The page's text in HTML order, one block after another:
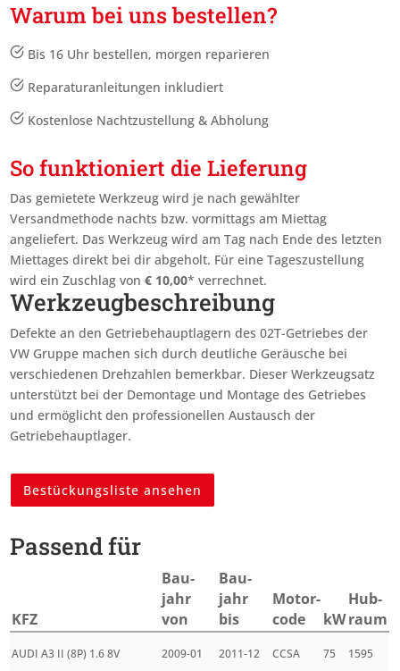
Warum bei uns bestellen?
Bis 16 Uhr bestellen, morgen reparieren
Reparaturanleitungen inkludiert
Kostenlose Nachtzustellung & Abholung
So funktioniert die Lieferung
Das gemietete Werkzeug wird je nach gewählter
Versandmethode nachts bzw. vormittags am Miettag
angeliefert. Das Werkzeug wird am Tag nach Ende des letzten
Miettagesdirekt bei dir abgeholt. Für eine Tageszustellung
wird ein Zuschlag von€ 10,00* verrechnet.
Werkzeugbeschreibung
Defekte an den Getriebehauptlagern des 02T-Getriebes der
VW Gruppe machen sich durch deutliche Geräusche bei
verschiedenen Drehzahlen bemerkbar. Dieser Werkzeugsatz
unterstützt bei der Demontage und Montage des Getriebes
und ermöglicht den professionellen Austausch der
Getriebehauptlager.
Bestückungsliste ansehen
Passend für
KFZ
Bau­
jahr
von
Bau­
jahr
bis
Motor­
code
kW
Hub­
raum
AUDI A3 II (8P) 1.6 8V 2009-01 2011-12 CCSA 75 1595